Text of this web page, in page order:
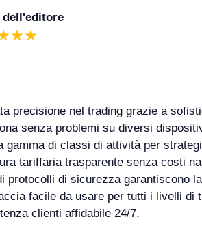
dell'editore
precisione nel trading grazie a
senza problemi su diversi
gamma di classi di attività per
tariffaria trasparente senza costi
protocolli di sicurezza garantiscono
facile da usare per tutti i livelli di
clienti affidabile 24/7.